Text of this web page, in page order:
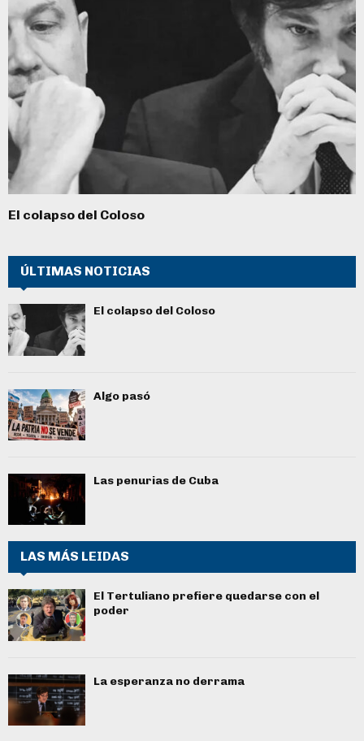
El colapso del Coloso
ÚLTIMAS NOTICIAS
El colapso del Coloso
Algo pasó
Las penurias de Cuba
LAS MÁS LEIDAS
El Tertuliano prefiere quedarse con el
poder
La esperanza no derrama